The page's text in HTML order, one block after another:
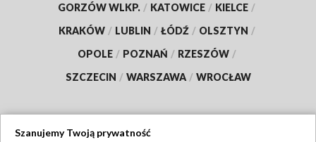
GORZÓW WLKP. / KATOWICE / KIELCE /
KRAKÓW / LUBLIN / ŁÓDŹ / OLSZTYN /
OPOLE / POZNAŃ / RZESZÓW /
SZCZECIN / WARSZAWA / WROCŁAW
Szanujemy Twoją prywatność